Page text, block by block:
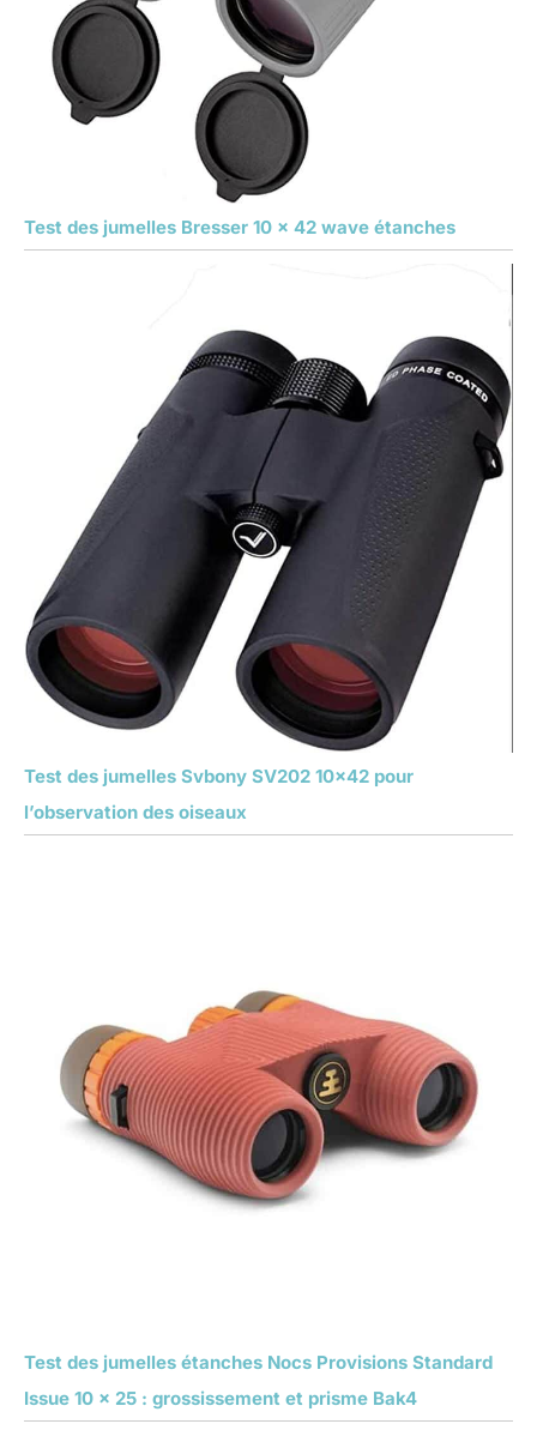
Test des jumelles Bresser 10 x 42 wave étanches
Test des jumelles Svbony SV202 10×42 pour
l’observation des oiseaux
Test des jumelles étanches Nocs Provisions Standard
Issue 10 x 25 : grossissement et prisme Bak4